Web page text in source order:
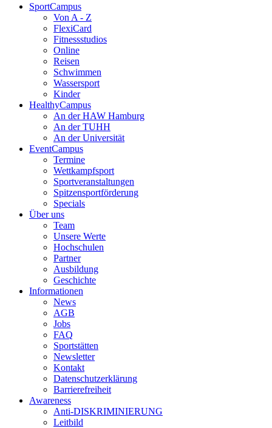
SportCampus
Von A - Z
FlexiCard
Fitnessstudios
Online
Reisen
Schwimmen
Wassersport
Kinder
HealthyCampus
An der HAW Hamburg
An der TUHH
An der Universität
EventCampus
Termine
Wettkampfsport
Sportveranstaltungen
Spitzensportförderung
Specials
Über uns
Team
Unsere Werte
Hochschulen
Partner
Ausbildung
Geschichte
Informationen
News
AGB
Jobs
FAQ
Sportstätten
Newsletter
Kontakt
Datenschutzerklärung
Barrierefreiheit
Awareness
Anti-DISKRIMINIERUNG
Leitbild